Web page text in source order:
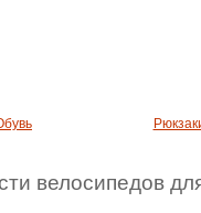
велосипедов